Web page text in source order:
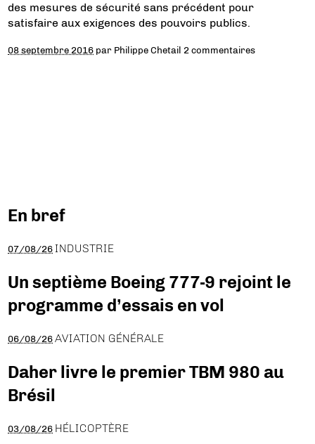
des mesures de sécurité sans précédent pour
satisfaire aux exigences des pouvoirs publics.
08 septembre 2016 par Philippe Chetail 2 commentaires
En bref
07/08/26 INDUSTRIE
Un septième Boeing 777-9 rejoint le
programme d’essais en vol
06/08/26 AVIATION GÉNÉRALE
Daher livre le premier TBM 980 au
Brésil
03/08/26 HÉLICOPTÈRE